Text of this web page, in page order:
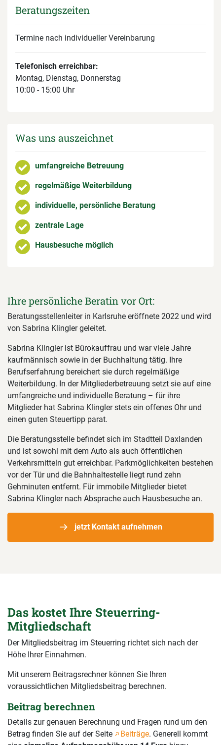
Beratungszeiten
Termine nach individueller Vereinbarung
Telefonisch erreichbar:
Montag, Dienstag, Donnerstag
10:00 - 15:00 Uhr
Was uns auszeichnet
umfangreiche Betreuung
regelmäßige Weiterbildung
individuelle, persönliche Beratung
zentrale Lage
Hausbesuche möglich
Ihre persönliche Beratin vor Ort:
Beratungsstellenleiter in Karlsruhe eröffnete 2022 und wird
von Sabrina Klingler geleitet.
Sabrina Klingler ist Bürokauffrau und war viele Jahre
kaufmännisch sowie in der Buchhaltung tätig. Ihre
Berufserfahrung bereichert sie durch regelmäßige
Weiterbildung. In der Mitgliederbetreuung setzt sie auf eine
umfangreiche und individuelle Beratung – für ihre
Mitglieder hat Sabrina Klingler stets ein offenes Ohr und
einen guten Steuertipp parat.
Die Beratungsstelle befindet sich im Stadtteil Daxlanden
und ist sowohl mit dem Auto als auch öffentlichen
Verkehrsmitteln gut erreichbar. Parkmöglichkeiten bestehen
vor der Tür und die Bahnhaltestelle liegt rund zehn
Gehminuten entfernt. Für immobile Mitglieder bietet
Sabrina Klingler nach Absprache auch Hausbesuche an.
jetzt Kontakt aufnehmen
Das kostet Ihre Steuerring-
Mitgliedschaft
Der Mitgliedsbeitrag im Steuerring richtet sich nach der
Höhe Ihrer Einnahmen.
Mit unserem Beitragsrechner können Sie Ihren
voraussichtlichen Mitgliedsbeitrag berechnen.
Beitrag berechnen
Details zur genauen Berechnung und Fragen rund um den
Betrag finden Sie auf der Seite
Beiträge. Generell kommt